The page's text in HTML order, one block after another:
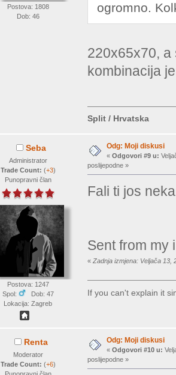
Postova: 1808
Dob: 46
ogromno.
220x65x70, a
kombinacija
Split / Hrvatska
Seba
Administrator
Trade Count: (+3)
Punopravni član
Postova: 1247
Spol:
Dob: 47
Lokacija: Zagreb
Odg: Moji diskusi
« Odgovori #9 u:
poslijepodne »
Fali ti jos
Sent from my
« Zadnja izmjena: Veljača 13,
If you can't explain it
Renta
Moderator
Trade Count: (+6)
Odg: Moji diskusi
« Odgovori #10 u:
poslijepodne »